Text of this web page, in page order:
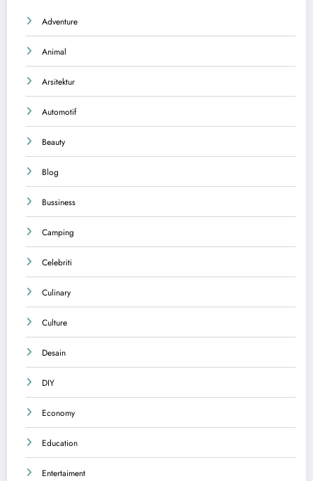
Adventure
Animal
Arsitektur
Automotif
Beauty
Blog
Bussiness
Camping
Celebriti
Culinary
Culture
Desain
DIY
Economy
Education
Entertaiment